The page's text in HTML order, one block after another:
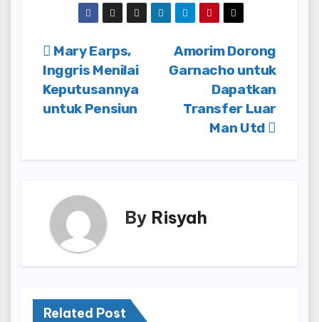
Post
navigation
Amorim Dorong
Garnacho untuk
Dapatkan
Transfer Luar
Man Utd
Mary Earps,
Inggris Menilai
Keputusannya
untuk Pensiun
By Risyah
Related Post